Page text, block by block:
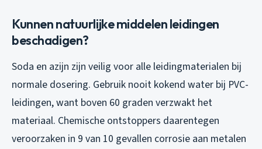
Kunnen natuurlijke middelen leidingen
beschadigen?
Soda en azijn zijn veilig voor alle leidingmaterialen bij
normale dosering. Gebruik nooit kokend water bij PVC-
leidingen, want boven 60 graden verzwakt het
materiaal. Chemische ontstoppers daarentegen
veroorzaken in 9 van 10 gevallen corrosie aan metalen